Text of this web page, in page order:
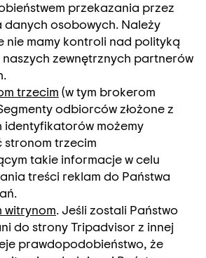
przekazania przez
danych osobowych. Należy
nie mamy kontroli nad polityką
zewnętrznych partnerów
trzecim (w tym brokerom
odbiorców złożone z
identyfikatorów możemy
stronom trzecim
takie informacje w celu
treści reklam do Państwa
witrynom. Jeśli zostali Państwo
do strony Tripadvisor z innej
prawdopodobieństwo, że